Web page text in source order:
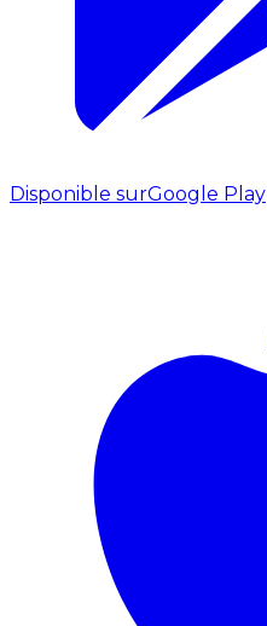
Disponible surGoogle Play